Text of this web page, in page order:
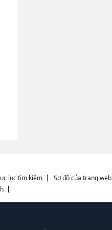
lục tìm kiếm
Sơ đồ của trang web